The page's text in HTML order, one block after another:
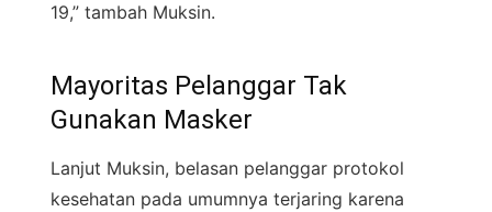
19,” tambah Muksin.
Mayoritas Pelanggar Tak
Gunakan Masker
Lanjut Muksin, belasan pelanggar protokol
kesehatan pada umumnya terjaring karena